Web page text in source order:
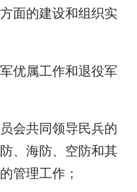
面的建设和组织实
优属工作和退役军
会共同领导民兵的
、海防、空防和其
管理工作；